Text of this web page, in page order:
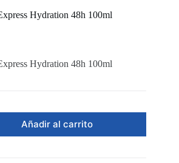
Hydration 48h 100ml
Hydration 48h 100ml
Añadir al carrito